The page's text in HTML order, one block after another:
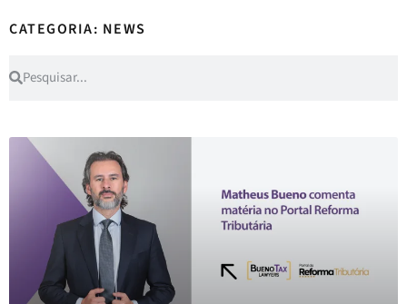
CATEGORIA: NEWS